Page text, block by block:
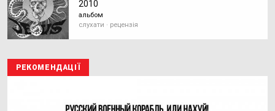
2010
альбом
слухати · рецензія
РЕКОМЕНДАЦІЇ